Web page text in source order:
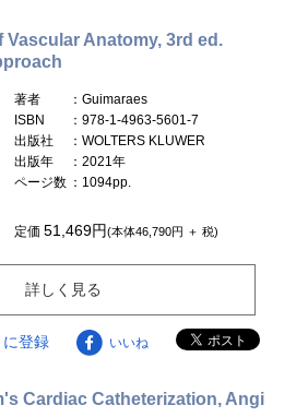
Anatomy, 3rd ed.
著者
：Guimaraes
ISBN
：978-1-4963-5601-7
出版社
：WOLTERS KLUWER
出版年
：2021年
ページ数 ：1094pp.
定価51,469円(本体46,790円 ＋ 税)
詳しく見る
登録 いいね
Cardiac Catheterization, Angi